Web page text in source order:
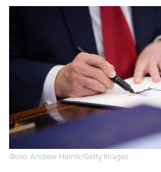
Фото: Andrew Harnik/Getty Images